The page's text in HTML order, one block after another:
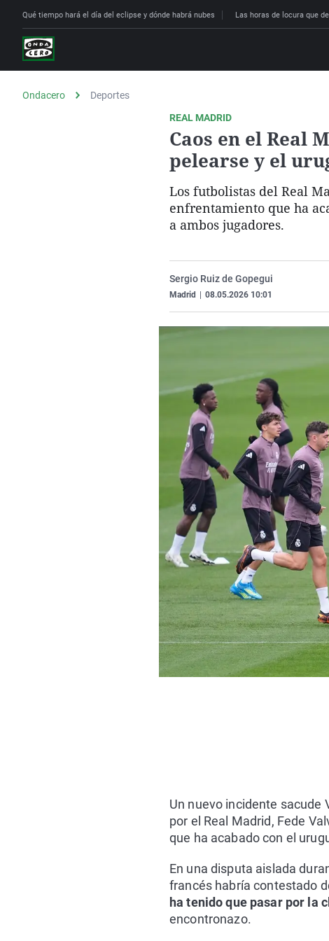
Qué tiempo hará el día del eclipse y dónde habrá nubes Las horas de locura que
Ondacero
Deportes
REAL MADRID
Caos en el Real
pelearse y el
Los futbolistas del Real
enfrentamiento que ha
a ambos jugadores.
Sergio Ruiz de Gopegui
Madrid 08.05.2026 10:01
Un nuevo incidente sacude
por el Real Madrid, Fede
que ha acabado con el
En una disputa aislada
francés habría contestado
ha tenido que pasar por la
encontronazo.